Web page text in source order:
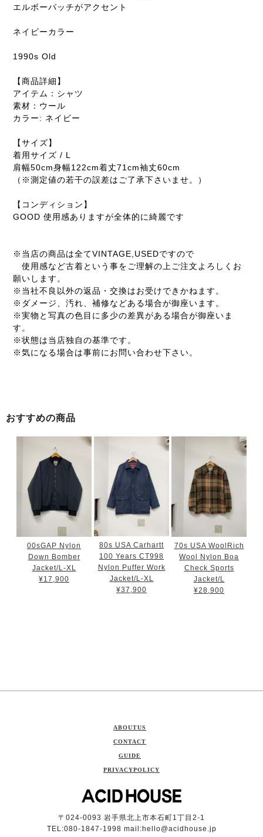
エルボーパッチがアクセント
ネイビーカラー
1990s Old
【商品詳細】
アイテム：シャツ
素材：ウール
カラー: ネイビー
【サイズ】
着用サイズ / L
肩幅50cm身幅122cm着丈71cm袖丈60cm
（※測定値の若干の誤差はご了承下さいませ。）
【コンディション】
GOOD 使用感ありますが全体的に綺麗です
※当店の商品は全てVINTAGE,USEDですので
使用感など古着という事をご理解の上ご注文よろしくお
願いします。
※当社不良以外の返品・交換はお受けできかねます。
※ダメージ、汚れ、補修などある場合が御座います。
※実物と写真の色目に多少の差異がある場合が御座いま
す。
※状態は当店独自の基準です。
※気になる場合は事前にお問い合わせ下さい。
おすすめの商品
00sGAP Nylon
Down Bomber
Jacket/L-XL
¥17,900
80s USA Carhartt
100 Years CT998
Nylon Puffer Work
Jacket/L-XL
¥37,900
70s USA WoolRich
Wool Nylon Boa
Check Sports
Jacket/L
¥28,900
ABOUTUS
CONTACT
GUIDE
PRIVACYPOLICY
〒024-0093 岩手県北上市本石町1丁目2-1
TEL:080-1847-1998 mail: hello@acidhouse.jp